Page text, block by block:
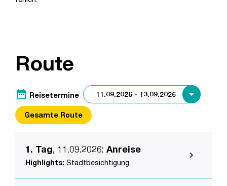
Route
date_range Reisetermine
Gesamte Route
1. Tag, 11.09.2026: Anreise
Highlights: Stadtbesichtigung